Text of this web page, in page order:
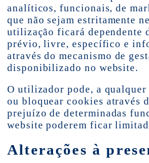
analíticos, funcionais, de
que não sejam estritamente
utilização ficará dependente
prévio, livre, específico e
através do mecanismo de
disponibilizado no website.
O utilizador pode, a
ou bloquear cookies através
prejuízo de determinadas
website poderem ficar
Alterações à